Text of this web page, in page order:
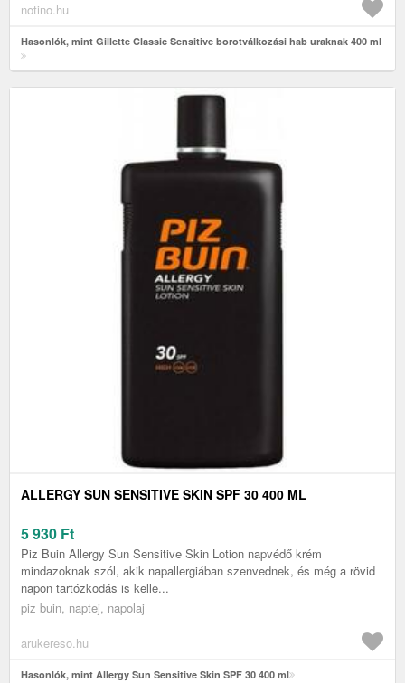
notino.hu
Hasonlók, mint Gillette Classic Sensitive borotválkozási hab uraknak 400 ml
ALLERGY SUN SENSITIVE SKIN SPF 30 400 ML
5 930 Ft
Piz Buin Allergy Sun Sensitive Skin Lotion napvédő krém
mindazoknak szól, akik napallergiában szenvednek, és még a rövid
napon tartózkodás is kelle...
piz buin, naptej, napolaj
arukereso.hu
Hasonlók, mint Allergy Sun Sensitive Skin SPF 30 400 ml